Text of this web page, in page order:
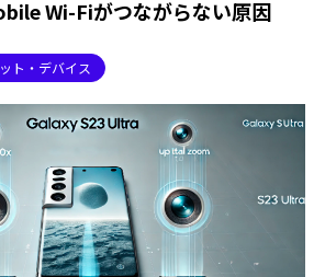
Wi-Fiがつながらない原因
ト・デバイス